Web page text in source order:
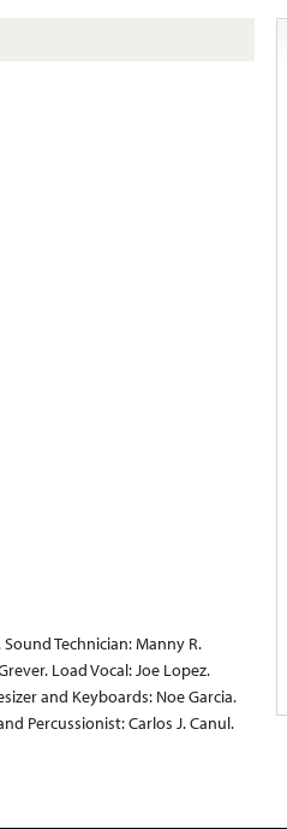
Technician: Manny R.
Load Vocal: Joe Lopez.
and Keyboards: Noe Garcia.
Percussionist: Carlos J. Canul.